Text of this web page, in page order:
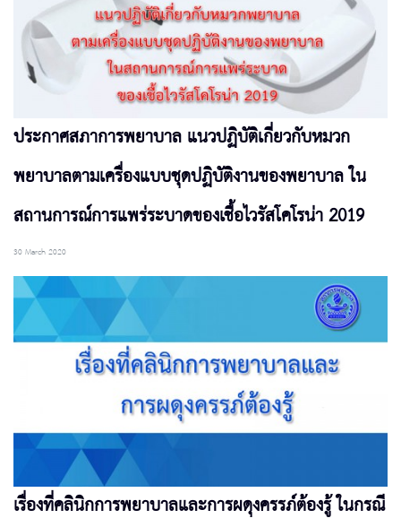
ประกาศสภาการพยาบาล แนวปฏิบัติเกี่ยวกับหมวก
พยาบาลตามเครื่องแบบชุดปฏิบัติงานของพยาบาล ใน
สถานการณ์การแพร่ระบาดของเชื้อไวรัสโคโรน่า 2019
30 March 2020
เรื่องที่คลินิกการพยาบาลและการผดุงครรภ์ต้องรู้ ในกรณี